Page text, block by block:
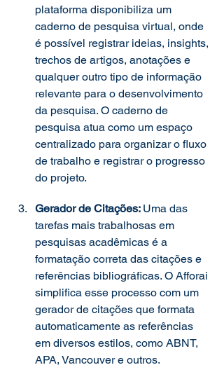
plataforma disponibiliza um
caderno de pesquisa virtual, onde
é possível registrar ideias, insights,
trechos de artigos, anotações e
qualquer outro tipo de informação
relevante para o desenvolvimento
da pesquisa. O caderno de
pesquisa atua como um espaço
centralizado para organizar o fluxo
de trabalho e registrar o progresso
do projeto.
Gerador de Citações: Uma das
tarefas mais trabalhosas em
pesquisas acadêmicas é a
formatação correta das citações e
referências bibliográficas. O Afforai
simplifica esse processo com um
gerador de citações que formata
automaticamente as referências
em diversos estilos, como ABNT,
APA, Vancouver e outros.